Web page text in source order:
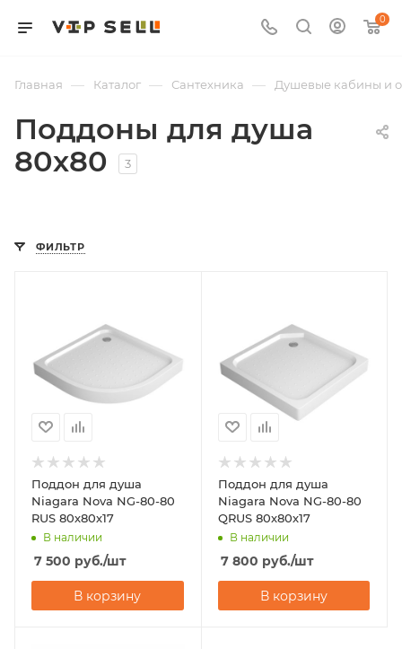
0
Главная — Каталог — Сантехника — Душевые кабины и
Поддоны для душа
80х80
3
ФИЛЬТР
Поддон для душа
Niagara Nova NG-80-80
RUS 80х80х17
В наличии
7 500 руб./шт
В корзину
Поддон для душа
Niagara Nova NG-80-80
QRUS 80х80х17
В наличии
7 800 руб./шт
В корзину